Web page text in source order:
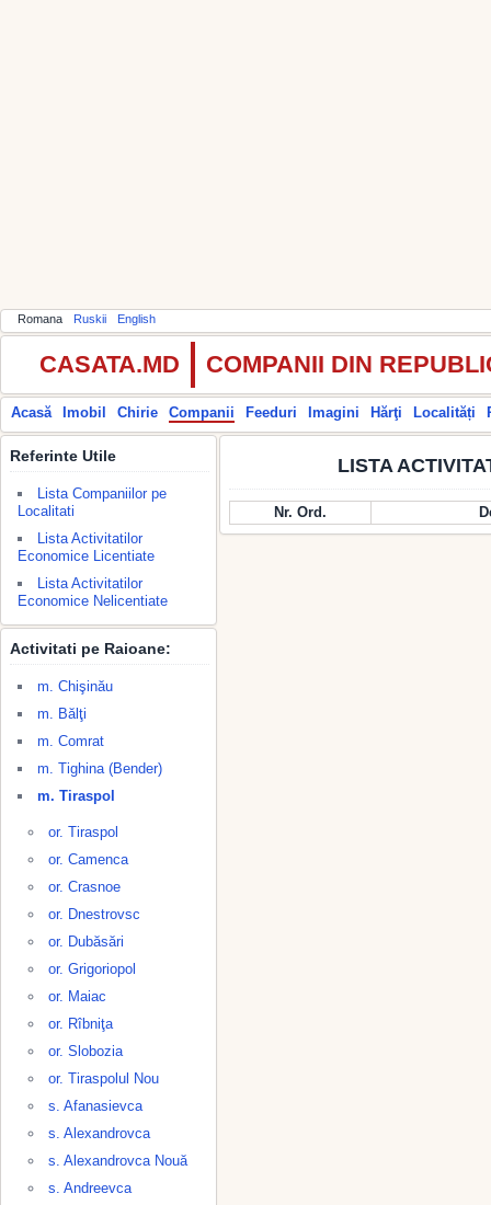
Romana Ruskii English
CASATA.MD COMPANII DIN
Acasă Imobil Chirie Companii Feeduri Imagini Hărţi Localități
Referinte Utile
Lista Companiilor pe
Localitati
Lista Activitatilor
Economice Licentiate
Lista Activitatilor
Economice Nelicentiate
Activitati pe Raioane:
m. Chişinău
m. Bălţi
m. Comrat
m. Tighina (Bender)
m. Tiraspol
or. Tiraspol
or. Camenca
or. Crasnoe
or. Dnestrovsc
or. Dubăsări
or. Grigoriopol
or. Maiac
or. Rîbniţa
or. Slobozia
or. Tiraspolul Nou
s. Afanasievca
s. Alexandrovca
s. Alexandrovca Nouă
s. Andreevca
LISTA
Nr. Ord.